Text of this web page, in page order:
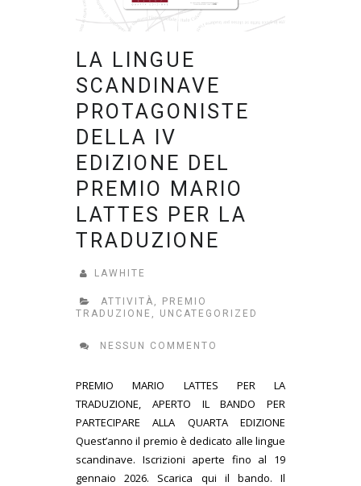
LA LINGUE
SCANDINAVE
PROTAGONISTE
DELLA IV
EDIZIONE DEL
PREMIO MARIO
LATTES PER LA
TRADUZIONE
LAWHITE
ATTIVITÀ ,
PREMIO
TRADUZIONE , UNCATEGORIZED
NESSUN COMMENTO
PREMIO MARIO LATTES PER LA
TRADUZIONE, APERTO IL BANDO PER
PARTECIPARE ALLA QUARTA EDIZIONE
Quest’anno il premio è dedicato alle lingue
scandinave. Iscrizioni aperte fino al 19
gennaio 2026. Scarica qui il bando. Il